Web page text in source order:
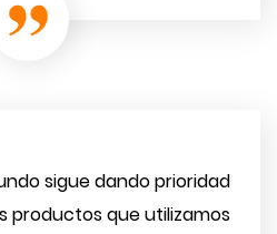
sigue dando prioridad
productos que utilizamos